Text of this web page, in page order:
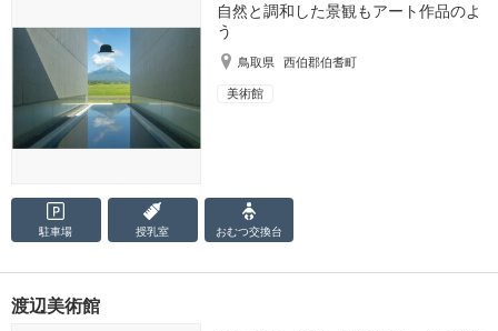
自然と調和した景観もアート作品のよ
う
鳥取県 西伯郡伯耆町
美術館
駐車場 授乳室 おむつ交換台
渡辺美術館